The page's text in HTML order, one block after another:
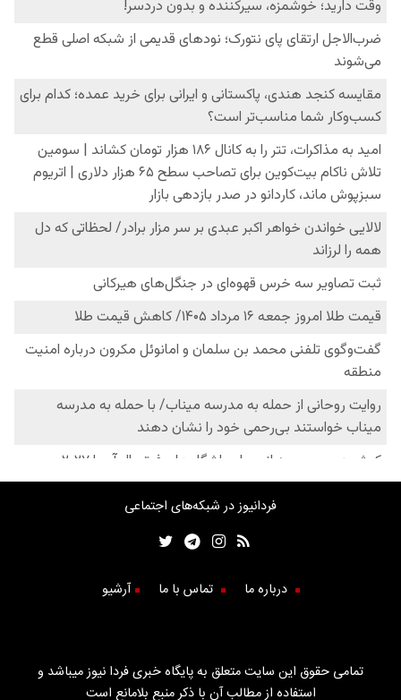
فردانیوز در شبکه‌های اجتماعی
درباره ما تماس با ما آرشیو
تمامی حقوق این سایت متعلق به پایگاه خبری فردا نیوز میباشد و
استفاده از مطالب آن با ذکر منبع بلامانع است